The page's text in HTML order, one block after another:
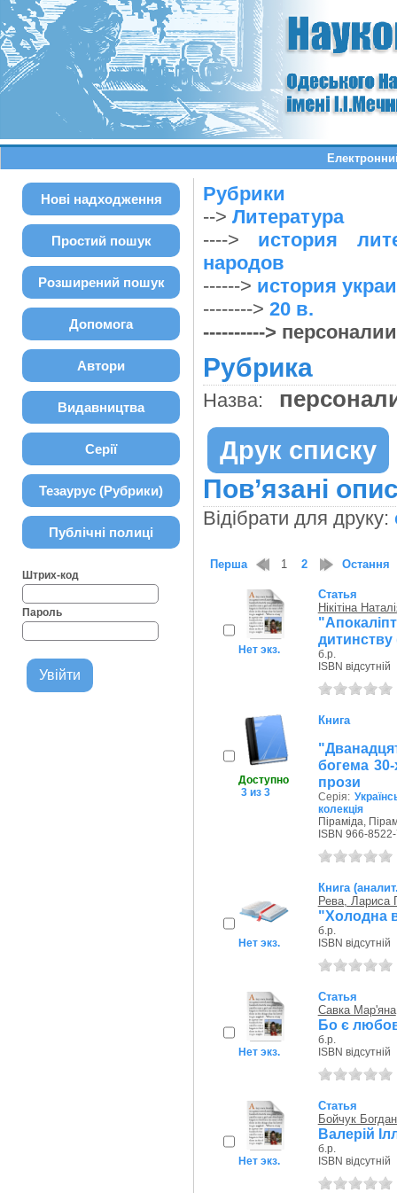
Нові надходження
Простий пошук
Розширений пошук
Допомога
Автори
Видавництва
Серії
Тезаурус (Рубрики)
Публічні полиці
Штрих-код
Пароль
Рубрики
--> Литература
----> история
народов
------> история
--------> 20 в.
----------> персоналии
Рубрика
Назва:
Друк списку
Пов’язані
Відібрати для друку:
Перша 1 2 Остання
Нет экз.
Статья
Нікітіна
дитинству
б.р.
ISBN відсутній
Доступно
3 из 3
Книга
богема 30-
прози
Серія:
колекція
Піраміда,
ISBN 966-
Нет экз.
Книга
Рева, Лариса
"Холодна
б.р.
ISBN відсутній
Нет экз.
Статья
Савка Мар'яна
Бо є
б.р.
ISBN відсутній
Нет экз.
Статья
Бойчук
Валерій
б.р.
ISBN відсутній